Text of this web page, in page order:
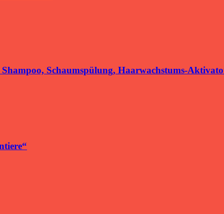
Schaumspülung, Haarwachstums-